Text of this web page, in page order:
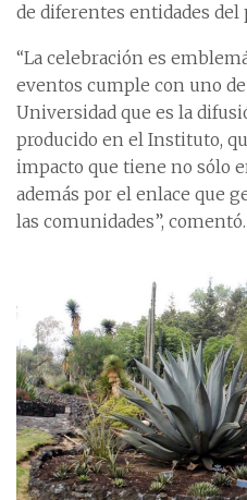
de diferentes entidades del
“La celebración es
eventos cumple con uno
Universidad que es la
producido en el Instituto,
impacto que tiene no sólo
además por el enlace que
las comunidades”, comentó.